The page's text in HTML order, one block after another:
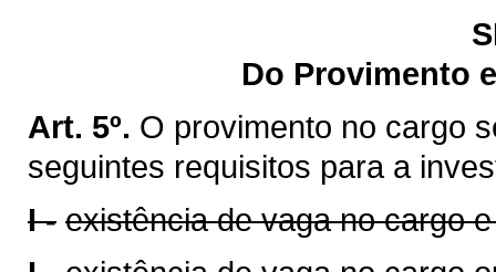
Do Provimento
Art. 5º. O provimento no cargo
seguintes requisitos para a
I - existência de vaga no cargo